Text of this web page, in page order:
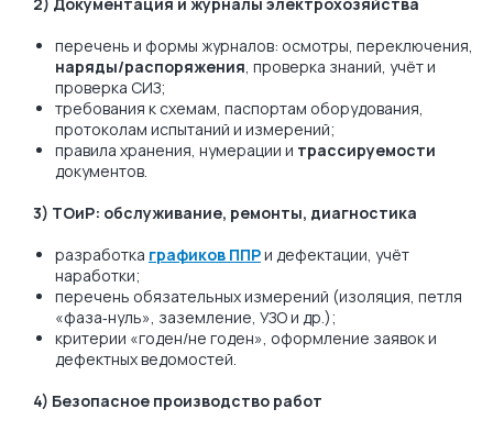
перечень и формы журналов: осмотры, переключения,
наряды/распоряжения, проверка знаний, учёт и
проверка СИЗ;
требования к схемам, паспортам оборудования,
протоколам испытаний и измерений;
правила хранения, нумерации и трассируемости
документов.
3) ТОиР: обслуживание, ремонты, диагностика
разработка графиков ППРи дефектации, учёт
наработки;
перечень обязательных измерений (изоляция, петля
«фаза‑нуль», заземление, УЗО и др.);
критерии «годен/не годен», оформление заявок и
дефектных ведомостей.
4) Безопасное производство работ